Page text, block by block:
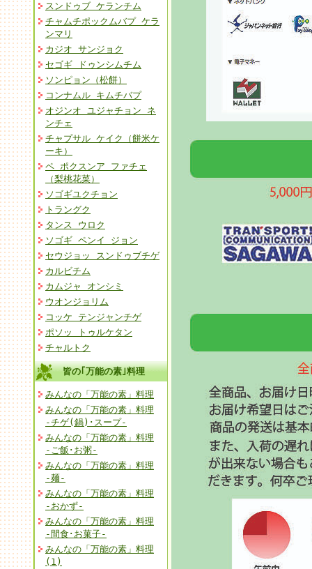
スンドゥブ ケランチム
チャムチポックムバプ ケラ
ンマリ
カジオ サンジョク
セゴギ ドゥンシムチム
ソンピョン（松餅）
コンナムル キムチバプ
オジンオ ユジャチョン ネ
ンチェ
チャプサル ケイク（餅米ケ
ーキ）
ペ ポクスンア ファチェ
（梨桃花菜）
ソゴギユクチョン
トラングク
タンス ウロク
ソゴギ ペンイ ジョン
セウジョッ スンドゥブチゲ
カルビチム
カムジャ オンシミ
ウオンジョリム
コッケ テンジャンチゲ
ポソッ トゥルケタン
チャルトク
皆の｢万能の素｣料理
みんなの「万能の素」料理
みんなの「万能の素」料理
-チゲ(鍋)･スープ-
みんなの「万能の素」料理
-ご飯･お粥-
みんなの「万能の素」料理
-麺-
みんなの「万能の素」料理
-おかず-
みんなの「万能の素」料理
-間食･お菓子-
みんなの「万能の素」料理
(1)